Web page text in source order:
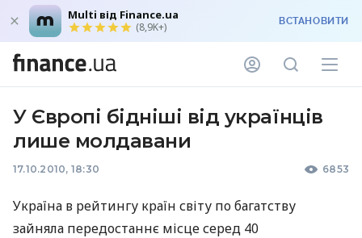
Multi від Finance.ua
(8,9K+) ВСТАНОВИТИ
У Європі бідніші від українців
лише молдавани
17.10.2010, 18:30 6853
Україна в рейтингу країн світу по багатству
зайняла передостаннє місце серед 40